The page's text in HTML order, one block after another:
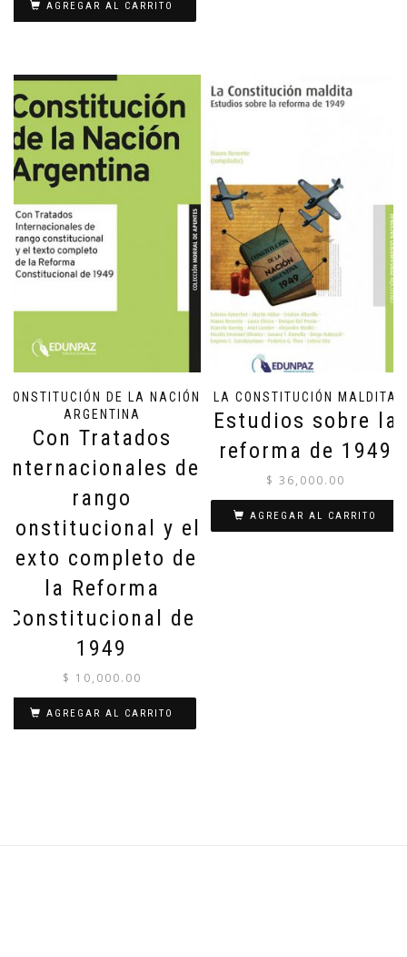
AGREGAR AL CARRITO
CONSTITUCIÓN DE LA NACIÓN
ARGENTINA
Con Tratados
Internacionales de
rango
constitucional y el
texto completo de
la Reforma
Constitucional de
1949
$ 10,000.00
AGREGAR AL CARRITO
LA CONSTITUCIÓN MALDITA
Estudios sobre la
reforma de 1949
$ 36,000.00
AGREGAR AL CARRITO